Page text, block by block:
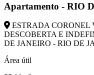
Apartamento - RIO
ESTRADA CORONEL
DESCOBERTA E
DE JANEIRO - RIO DE
Área útil